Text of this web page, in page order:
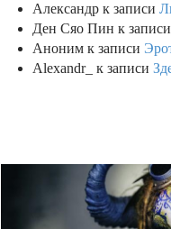
Александр к записи
Ден Сяо Пин к записи
Аноним к записи
Alexandr_
к записи